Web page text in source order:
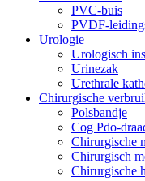
PVC-buis
PVDF-
Urologie
Urologisch
Urinezak
Urethrale
Chirurgische
Polsbandje
Cog Pdo-
Chirurgische
Chirurgisch
Chirurgische